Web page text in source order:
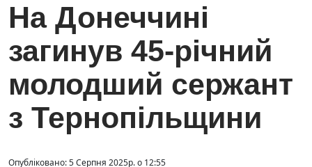
На Донеччині
загинув 45-річний
молодший сержант
з Тернопільщини
Опубліковано: 5 Серпня 2025р. о 12:55